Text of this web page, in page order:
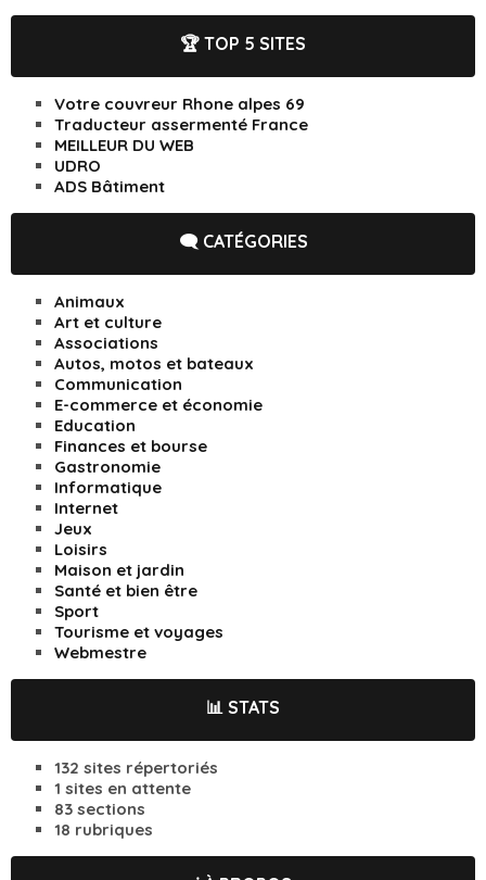
🏆 TOP 5 SITES
Votre couvreur Rhone alpes 69
Traducteur assermenté France
MEILLEUR DU WEB
UDRO
ADS Bâtiment
🗨️ CATÉGORIES
Animaux
Art et culture
Associations
Autos, motos et bateaux
Communication
E-commerce et économie
Education
Finances et bourse
Gastronomie
Informatique
Internet
Jeux
Loisirs
Maison et jardin
Santé et bien être
Sport
Tourisme et voyages
Webmestre
📊 STATS
132 sites répertoriés
1 sites en attente
83 sections
18 rubriques